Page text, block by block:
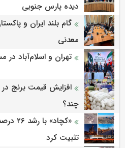
دیده پارس جنوبی
گام بلند ایران و
معدنی
تهران و اسلام‌آباد در
افزایش قیمت برنج در
چند؟
تثبیت کرد